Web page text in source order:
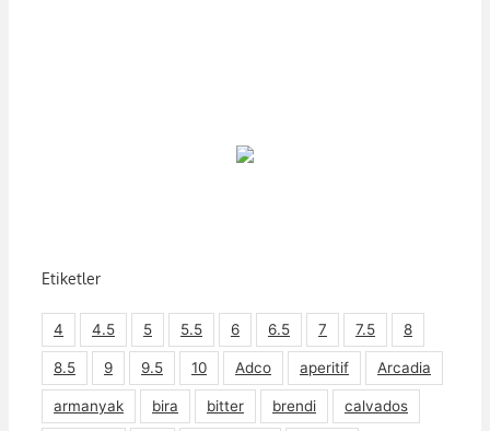
Etiketler
4 4.5 5 5.5 6 6.5 7 7.5 8
8.5 9 9.5 10 Adco aperitif Arcadia
armanyak bira bitter brendi calvados